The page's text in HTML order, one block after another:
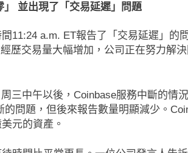
並出現了「交易延遲」問題
11:24 a.m. ET報告了「交易延遲」的
經歷交易量大幅增加，公司正在努力解
三中午以後，Coinbase服務中斷的情
問題，但後來報告數量明顯減少。
元的資產。
即市消息 最新資訊